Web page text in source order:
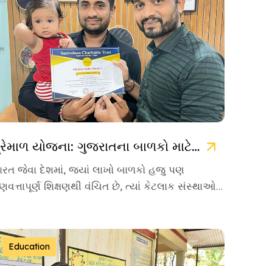
પ્રેમાળ યોજના: ગુજરાતના બાળકો માટે ઉજ્જવળ ભવિષ્યની ચાવી
જેવા દેશમાં, જ્યાં લાખો બાળકો હજુ પણ
શિક્ષણથી વંચિત છે, ત્યાં કેટલાક સંસ્થાઓ
Education